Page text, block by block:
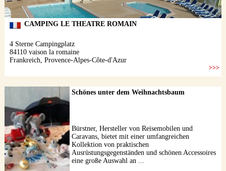
Schönes unter dem Weihnachtsbaum
Bürstner, Hersteller von Reisemobilen und
Caravans, bietet mit einer umfangreichen
Kollektion von praktischen
Ausrüstungsgegenständen und schönen Accessoires
eine große Auswahl an ...